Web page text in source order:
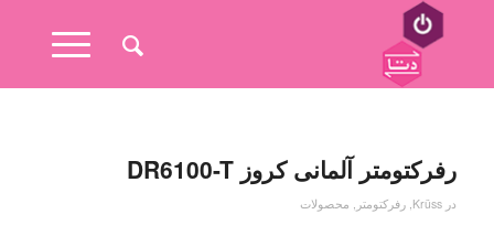
رفرکتومتر آلمانی کروز DR6100-T
در Krüss
, رفرکتومتر , محصولات